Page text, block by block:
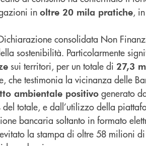
in oltre 20 mila pratiche,
consolidata Non
sostenibilità. Particolarmente
sui territori, per un totale di 27,3
che testimonia la vicinanza delle
ambientale positivo generato
totale, e dall’utilizzo della
bancaria soltanto in formato
la stampa di oltre 58 milioni